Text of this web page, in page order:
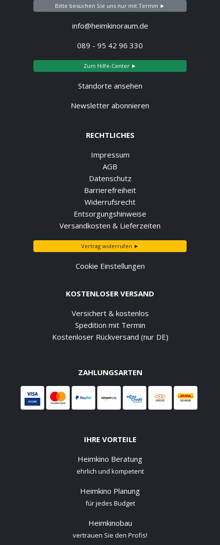
Bitte besuchen Sie uns nur mit Termin ►
info@heimkinoraum.de
089 - 95 42 96 330
Zum Hilfe-Center ►
Standorte ansehen
Newsletter abonnieren
RECHTLICHES
Impressum
AGB
Datenschutz
Barrierefreiheit
Widerrufsrecht
Entsorgungshinweise
Versandkosten & Lieferzeiten
Vertrag widerrufen ►
Cookie Einstellungen
KOSTENLOSER VERSAND
Versichert & kostenlos
Spedition mit Termin
Kostenloser Rückversand (nur DE)
ZAHLUNGSARTEN
IHRE VORTEILE
Heimkino Beratung
ehrlich und kompetent
Heimkino Planung
für jedes Budget
Heimkinobau
vertrauen Sie den Profis!